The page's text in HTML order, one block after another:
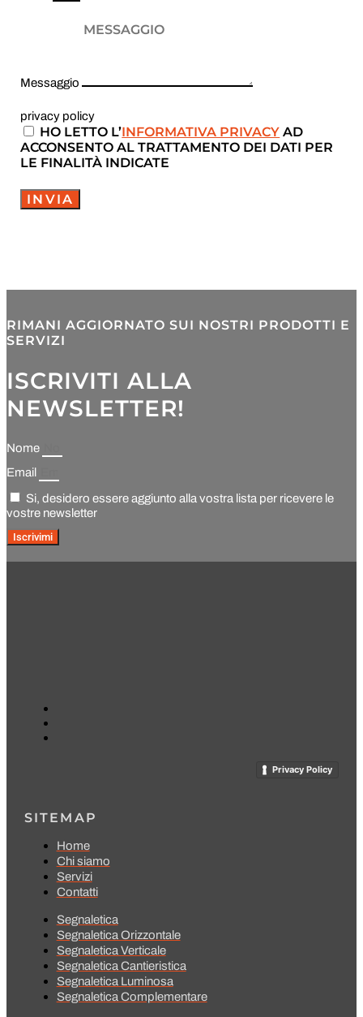
Messaggio
privacy policy
HO LETTO L’INFORMATIVA PRIVACY AD
ACCONSENTO AL TRATTAMENTO DEI DATI PER
LE FINALITÀ INDICATE
INVIA
RIMANI AGGIORNATO SUI NOSTRI PRODOTTI E
SERVIZI
ISCRIVITI ALLA
NEWSLETTER!
Nome
Email
Si, desidero essere aggiunto alla vostra lista per ricevere le
vostre newsletter
Iscrivimi
Privacy Policy
SITEMAP
Home
Chi siamo
Servizi
Contatti
Segnaletica
Segnaletica Orizzontale
Segnaletica Verticale
Segnaletica Cantieristica
Segnaletica Luminosa
Segnaletica Complementare